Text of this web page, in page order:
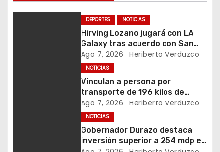
g
DEPORTES NOTICIAS
Hirving Lozano jugará con LA
Galaxy tras acuerdo con San
Diego FC
Ago 7, 2026 Heriberto Verduzco
NOTICIAS
Vinculan a persona por
transporte de 196 kilos de
metanfetamina en Sonora
Ago 7, 2026 Heriberto Verduzco
NOTICIAS
Gobernador Durazo destaca
inversión superior a 254 mdp en